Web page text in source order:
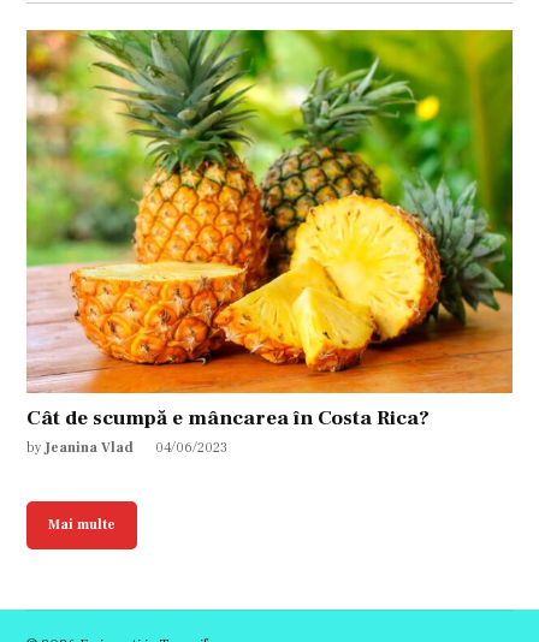
Cât de scumpă e mâncarea în Costa Rica?
by Jeanina Vlad 04/06/2023
Mai multe